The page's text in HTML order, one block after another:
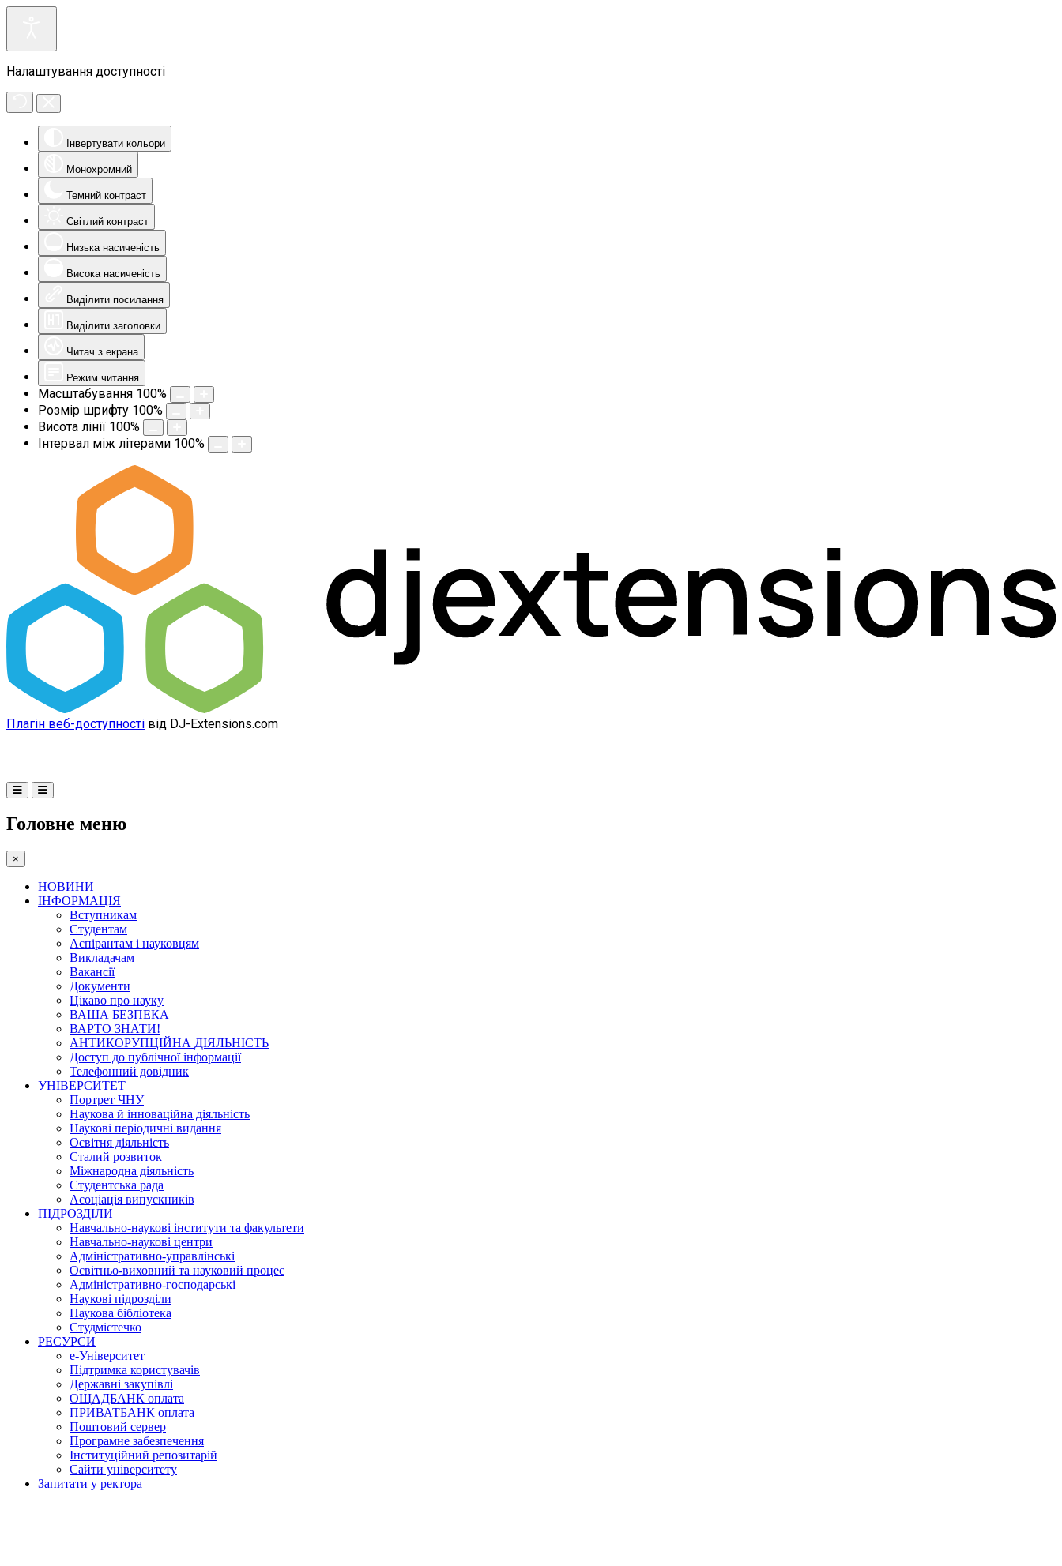
Налаштування доступності
Інвертувати кольори
Монохромний
Темний контраст
Світлий контраст
Низька насиченість
Висока насиченість
Виділити посилання
Виділити заголовки
Читач з екрана
Режим читання
Масштабування 100%
Розмір шрифту 100%
Висота лінії 100%
Інтервал між літерами 100%
Плагін веб-доступності від DJ-Extensions.com
Головне меню
×
НОВИНИ
ІНФОРМАЦІЯ
Вступникам
Студентам
Аспірантам і науковцям
Викладачам
Вакансії
Документи
Цікаво про науку
ВАША БЕЗПЕКА
ВАРТО ЗНАТИ!
АНТИКОРУПЦІЙНА ДІЯЛЬНІСТЬ
Доступ до публічної інформації
Телефонний довідник
УНІВЕРСИТЕТ
Портрет ЧНУ
Наукова й інноваційна діяльність
Наукові періодичні видання
Освітня діяльність
Сталий розвиток
Міжнародна діяльність
Студентська рада
Асоціація випускників
ПІДРОЗДІЛИ
Навчально-наукові інститути та факультети
Навчально-наукові центри
Адміністративно-управлінські
Освітньо-виховний та науковий процес
Адміністративно-господарські
Наукові підрозділи
Наукова бібліотека
Студмістечко
РЕСУРСИ
е-Університет
Підтримка користувачів
Державні закупівлі
ОЩАДБАНК оплата
ПРИВАТБАНК оплата
Поштовий сервер
Програмне забезпечення
Інституційний репозитарій
Сайти університету
Запитати у ректора